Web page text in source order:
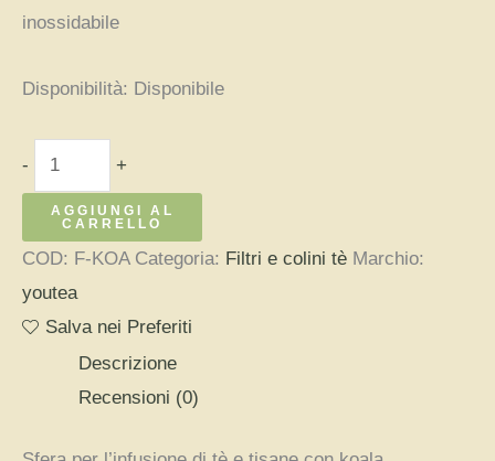
inossidabile
Disponibilità: Disponibile
-
Filtro
tè
sfera
-
koala
quantità
+
AGGIUNGI AL
CARRELLO
COD: F-KOA Categoria: Filtri e colini tè Marchio:
youtea
Salva nei Preferiti
Descrizione
Recensioni (0)